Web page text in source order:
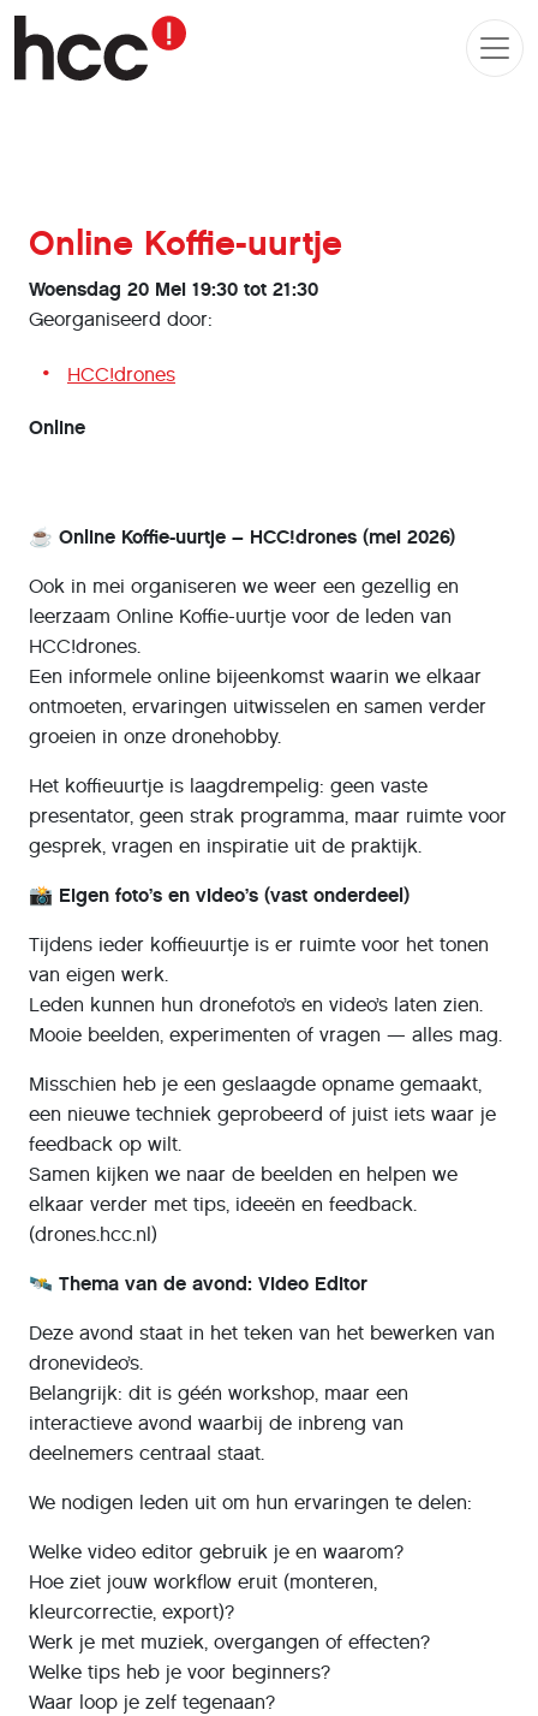
Online Koffie-uurtje
Woensdag 20 Mei 19:30 tot 21:30
Georganiseerd door:
HCC!drones
Online
☕ Online Koffie-uurtje – HCC!drones (mei 2026)
Ook in mei organiseren we weer een gezellig en
leerzaam Online Koffie-uurtje voor de leden van
HCC!drones.
Een informele online bijeenkomst waarin we elkaar
ontmoeten, ervaringen uitwisselen en samen verder
groeien in onze dronehobby.
Het koffieuurtje is laagdrempelig: geen vaste
presentator, geen strak programma, maar ruimte voor
gesprek, vragen en inspiratie uit de praktijk.
📸 Eigen foto’s en video’s (vast onderdeel)
Tijdens ieder koffieuurtje is er ruimte voor het tonen
van eigen werk.
Leden kunnen hun dronefoto’s en video’s laten zien.
Mooie beelden, experimenten of vragen — alles mag.
Misschien heb je een geslaagde opname gemaakt,
een nieuwe techniek geprobeerd of juist iets waar je
feedback op wilt.
Samen kijken we naar de beelden en helpen we
elkaar verder met tips, ideeën en feedback.
(drones.hcc.nl)
🛰️ Thema van de avond: Video Editor
Deze avond staat in het teken van het bewerken van
dronevideo’s.
Belangrijk: dit is géén workshop, maar een
interactieve avond waarbij de inbreng van
deelnemers centraal staat.
We nodigen leden uit om hun ervaringen te delen:
Welke video editor gebruik je en waarom?
Hoe ziet jouw workflow eruit (monteren,
kleurcorrectie, export)?
Werk je met muziek, overgangen of effecten?
Welke tips heb je voor beginners?
Waar loop je zelf tegenaan?